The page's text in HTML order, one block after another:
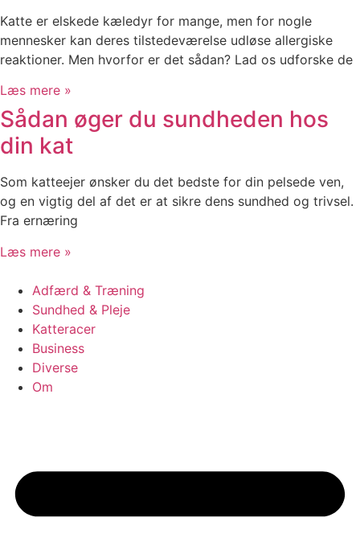
Katte er elskede kæledyr for mange, men for nogle
mennesker kan deres tilstedeværelse udløse allergiske
reaktioner. Men hvorfor er det sådan? Lad os udforske de
Læs mere »
Sådan øger du sundheden hos
din kat
Som katteejer ønsker du det bedste for din pelsede ven,
og en vigtig del af det er at sikre dens sundhed og trivsel.
Fra ernæring
Læs mere »
Adfærd & Træning
Sundhed & Pleje
Katteracer
Business
Diverse
Om